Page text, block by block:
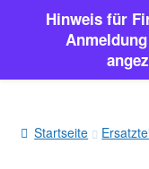
springen
springen
Startseite
Hinweis für